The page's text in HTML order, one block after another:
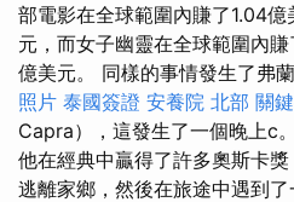
部電影在全球範圍內賺了1.04
元，而女子幽靈在全球範圍內
億美元。 同樣的事情發生了弗
照片 泰國簽證 安養院 北部 關
Capra），這發生了一個晚上c。
他在經典中贏得了許多奧斯卡
逃離家鄉，然後在旅途中遇到